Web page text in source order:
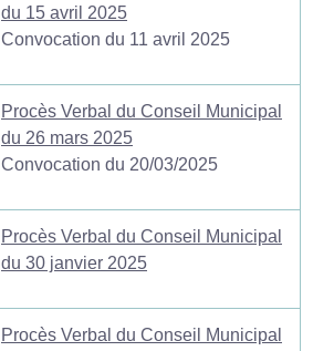
du 15 avril 2025
Convocation du 11 avril 2025
Procès Verbal du Conseil Municipal
du 26 mars 2025
Convocation du 20/03/2025
Procès Verbal du Conseil Municipal
du 30 janvier 2025
Procès Verbal du Conseil Municipal